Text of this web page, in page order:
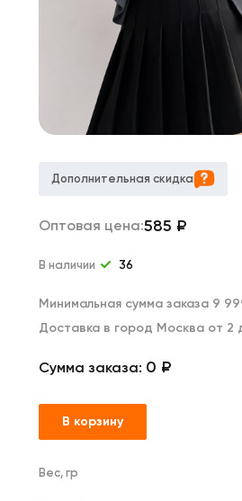
Дополнительная скидка
Оптовая цена:585 ₽
В наличии 36
Минимальная сумма заказа 9
Доставка в город Москва от 2
Сумма заказа: 0 ₽
В корзину
Вес, гр